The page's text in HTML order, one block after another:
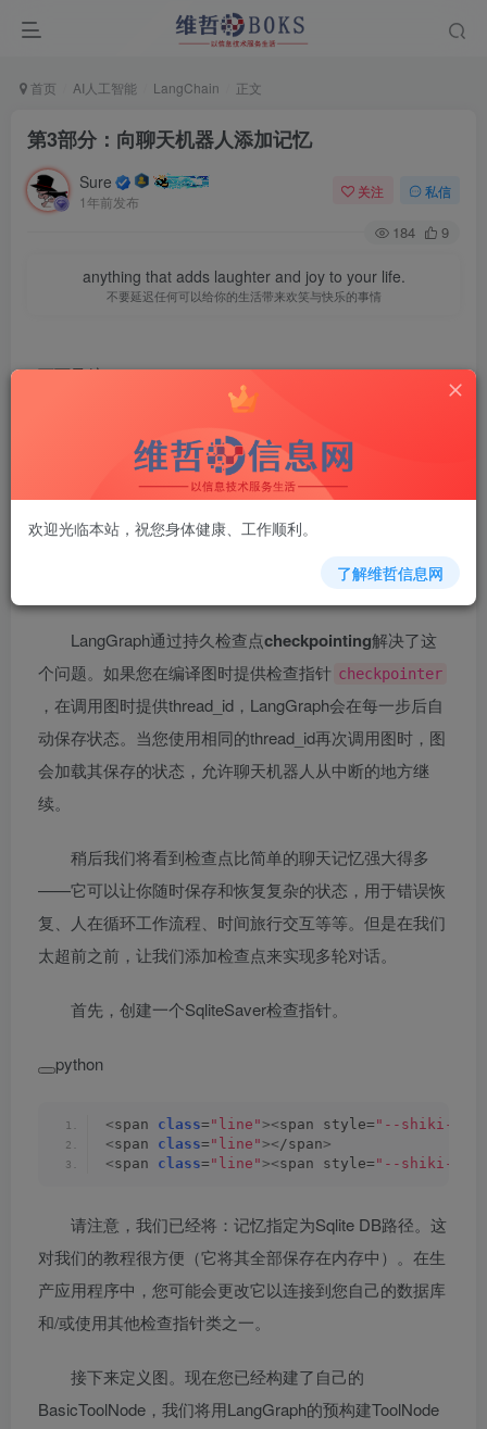
首页 AI人工智能 LangChain 正文
第3部分：向聊天机器人添加记忆 ​
Sure
1年前发布
关注 私信
184 9
anything that adds laughter and joy to your life.
不要延迟任何可以给你的生活带来欢笑与快乐的事情
页面导航
第3部分：向聊天机器人添加记忆
如需转载，请联系微信群主
我们的聊天机器人现在可以使用工具来回答用户问
LangGraph通过持久检查点checkpointing解决了这
个问题。如果您在编译图时提供检查指针 checkpointer
，在调用图时提供thread_id，LangGraph会在每一步后自
动保存状态。当您使用相同的thread_id再次调用图时，图
会加载其保存的状态，允许聊天机器人从中断的地方继
续。
稍后我们将看到检查点比简单的聊天记忆强大得多
——它可以让你随时保存和恢复复杂的状态，用于错误恢
复、人在循环工作流程、时间旅行交互等等。但是在我们
太超前之前，让我们添加检查点来实现多轮对话。
首先，创建一个SqliteSaver检查指针。
python
<span class= "line"><span style= "--shiki-
<span class= "line">< /span>
<span class= "line"><span style= "--shiki-
请注意，我们已经将：记忆指定为Sqlite DB路径。这
对我们的教程很方便（它将其全部保存在内存中）。在生
产应用程序中，您可能会更改它以连接到您自己的数据库
和/或使用其他检查指针类之一。
接下来定义图。现在您已经构建了自己的
BasicToolNode，我们将用LangGraph的预构建ToolNode
欢迎光临本站，祝您身体健康、工作顺利。
了解维哲信息网